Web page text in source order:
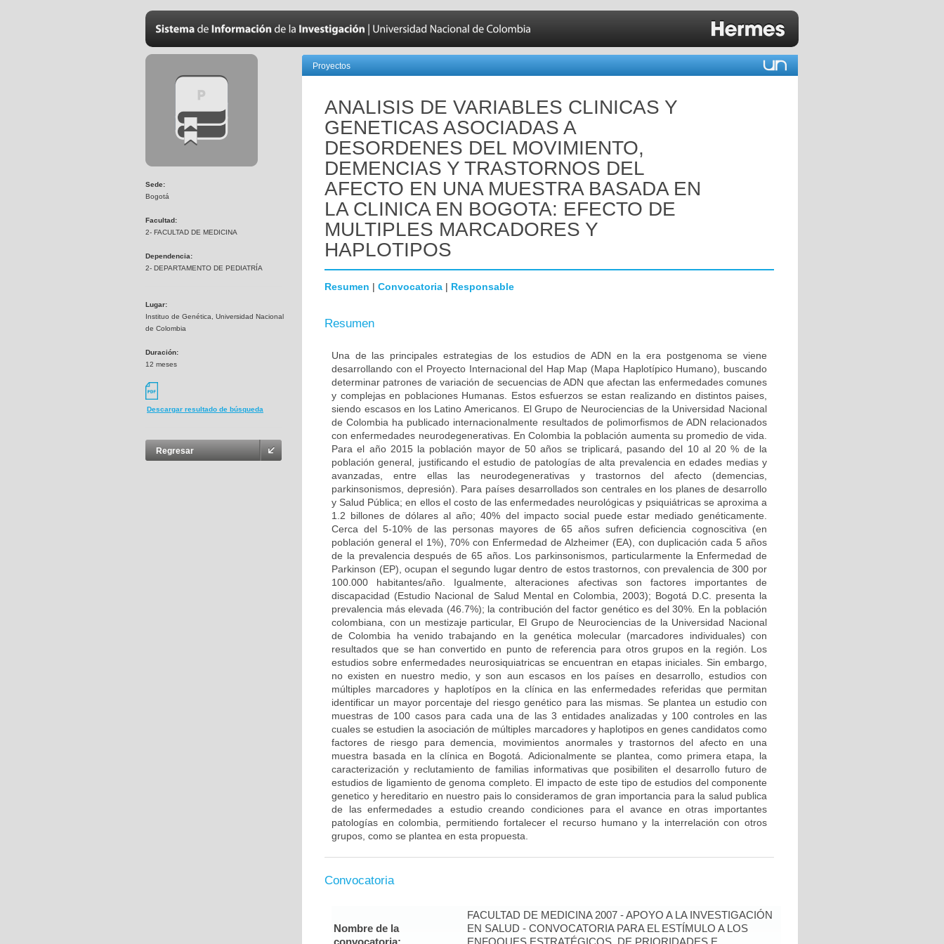
Sede:
Bogotá
Facultad:
2- FACULTAD DE MEDICINA
Dependencia:
2- DEPARTAMENTO DE PEDIATRÍA
Lugar:
Instituo de Genética, Universidad Nacional
de Colombia
Duración:
12 meses
Descargar resultado de búsqueda
Regresar
Proyectos
ANALISIS DE VARIABLES CLINICAS Y
GENETICAS ASOCIADAS A
DESORDENES DEL MOVIMIENTO,
DEMENCIAS Y TRASTORNOS DEL
AFECTO EN UNA MUESTRA BASADA EN
LA CLINICA EN BOGOTA: EFECTO DE
MULTIPLES MARCADORES Y
HAPLOTIPOS
Resumen | Convocatoria | Responsable
Resumen
Una de las principales estrategias de los estudios de ADN en la era postgenoma se viene
desarrollando con el Proyecto Internacional del Hap Map (Mapa Haplotípico Humano), buscando
determinar patrones de variación de secuencias de ADN que afectan las enfermedades comunes
y complejas en poblaciones Humanas. Estos esfuerzos se estan realizando en distintos paises,
siendo escasos en los Latino Americanos. El Grupo de Neurociencias de la Universidad Nacional
de Colombia ha publicado internacionalmente resultados de polimorfismos de ADN relacionados
con enfermedades neurodegenerativas. En Colombia la población aumenta su promedio de vida.
Para el año 2015 la población mayor de 50 años se triplicará, pasando del 10 al 20 % de la
población general, justificando el estudio de patologías de alta prevalencia en edades medias y
avanzadas, entre ellas las neurodegenerativas y trastornos del afecto (demencias,
parkinsonismos, depresión). Para países desarrollados son centrales en los planes de desarrollo
y Salud Pública; en ellos el costo de las enfermedades neurológicas y psiquiátricas se aproxima a
1.2 billones de dólares al año; 40% del impacto social puede estar mediado genéticamente.
Cerca del 5-10% de las personas mayores de 65 años sufren deficiencia cognoscitiva (en
población general el 1%), 70% con Enfermedad de Alzheimer (EA), con duplicación cada 5 años
de la prevalencia después de 65 años. Los parkinsonismos, particularmente la Enfermedad de
Parkinson (EP), ocupan el segundo lugar dentro de estos trastornos, con prevalencia de 300 por
100.000 habitantes/año. Igualmente, alteraciones afectivas son factores importantes de
discapacidad (Estudio Nacional de Salud Mental en Colombia, 2003); Bogotá D.C. presenta la
prevalencia más elevada (46.7%); la contribución del factor genético es del 30%. En la población
colombiana, con un mestizaje particular, El Grupo de Neurociencias de la Universidad Nacional
de Colombia ha venido trabajando en la genética molecular (marcadores individuales) con
resultados que se han convertido en punto de referencia para otros grupos en la región. Los
estudios sobre enfermedades neurosiquiatricas se encuentran en etapas iniciales. Sin embargo,
no existen en nuestro medio, y son aun escasos en los países en desarrollo, estudios con
múltiples marcadores y haplotípos en la clínica en las enfermedades referidas que permitan
identificar un mayor porcentaje del riesgo genético para las mismas. Se plantea un estudio con
muestras de 100 casos para cada una de las 3 entidades analizadas y 100 controles en las
cuales se estudien la asociación de múltiples marcadores y haplotipos en genes candidatos como
factores de riesgo para demencia, movimientos anormales y trastornos del afecto en una
muestra basada en la clínica en Bogotá. Adicionalmente se plantea, como primera etapa, la
caracterización y reclutamiento de familias informativas que posibiliten el desarrollo futuro de
estudios de ligamiento de genoma completo. El impacto de este tipo de estudios del componente
genetico y hereditario en nuestro pais lo consideramos de gran importancia para la salud publica
de las enfermedades a estudio creando condiciones para el avance en otras importantes
patologías en colombia, permitiendo fortalecer el recurso humano y la interrelación con otros
grupos, como se plantea en esta propuesta.
Convocatoria
Nombre de la
convocatoria:
FACULTAD DE MEDICINA 2007 - APOYO A LA INVESTIGACIÓN
EN SALUD - CONVOCATORIA PARA EL ESTÍMULO A LOS
ENFOQUES ESTRATÉGICOS, DE PRIORIDADES E